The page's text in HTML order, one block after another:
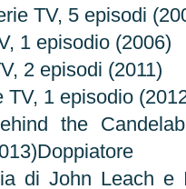
TV, 5 episodi
1 episodio (2006)
2 episodi (2011)
1 episodio
the
di John Leach e